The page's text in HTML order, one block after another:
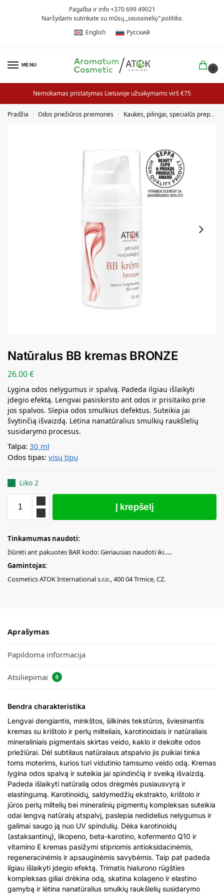
Pagalba ir info +370 699 49021
Naršydami sutinkate su mūsų„sausainėlių” politika.
English
Русский
MENU
0
Nemokamas pristatymas Lietuvoje užsakymams virš €75
Pradžia / Odos priežiūros priemonės / Kaukės, pilingai, specialūs preparatai
Natūralus BB kremas BRONZE
26.00€
Lygina odos nelygumus ir spalvą. Padeda ilgiau išlaikyti
įdegio efektą. Lengvai pasiskirsto ant odos ir prisitaiko prie
jos spalvos. Slepia odos smulkius defektus. Suteikia jai
švytinčią išvaizdą. Lėtina nanatūralius smulkių raukšlelių
susidarymo procesus.
Talpa: 30 ml
Odos tipas: visų tipų
Liko 2
Į krepšelį
Tinkamumas naudoti:
žiūrėti ant pakuotės BAR kodo: Geriausias naudoti iki…..
Gamintojas:
Cosmetics ATOK International s.r.o., 400 04 Trmice, CZ.
Aprašymas
Papildoma informacija
Atsiliepimai 0
Bendra charakteristika
Lengvai dengiantis, minkštos, šilkinės tekstūros, šviesinantis
kremas su krištolo ir perlų milteliais, karotinoidais ir natūraliais
mineraliniais pigmentais skirtas veido, kaklo ir dekolte odos
priežiūrai. Dėl subtilaus natūralaus atspalvio jis puikiai tinka
toms moterims, kurios turi vidutinio tamsumo veido odą. Kremas
lygina odos spalvą ir suteikia jai spindinčią ir sveiką išvaizdą.
Padeda išlaikyti natūralią odos drėgmės pusiausvyrą ir
elastingumą. Karotinoidų, saldymedžių ekstrakto, krištolo ir
jūros perlų miltelių bei mineralinių pigmentų kompleksas suteikia
odai lengvą natūralų atspalvį, paslepia nedidelius nelygumus ir
galimai saugo ją nuo UV spindulių. Dėka karotinoidų
(astaksantinų), likopeno, beta-karotino, kofermento Q10 ir
vitamino E kremas pasižymi stipriomis antioksidacinėmis,
regeneracinėmis ir apsauginėmis savybėmis. Taip pat padeda
ilgiau išlaikyti įdegio efektą. Trimatis hialurono rūgšties
kompleksas giliai drėkina odą, skatina kolageno ir elastino
gamybą ir lėtina nanatūralius smulkių raukšlelių susidarymo